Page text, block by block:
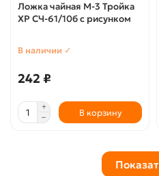
Ложка чайная М-3 Тройка
ХР СЧ-61/10б с рисунком
В наличии ✓
242 ₽
В корзину